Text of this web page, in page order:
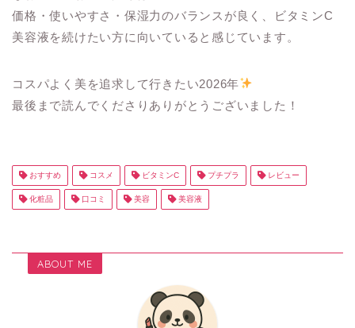
価格・使いやすさ・保湿力のバランスが良く、ビタミンC
美容液を続けたい方に向いていると感じています。
コスパよく美を追求して行きたい2026年
最後まで読んでくださりありがとうございました！
おすすめ コスメ ビタミンC プチプラ レビュー
化粧品 口コミ 美容 美容液
ABOUT ME